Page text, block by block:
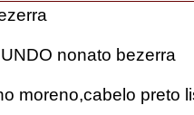
nonato bezerra
moreno,cabelo preto